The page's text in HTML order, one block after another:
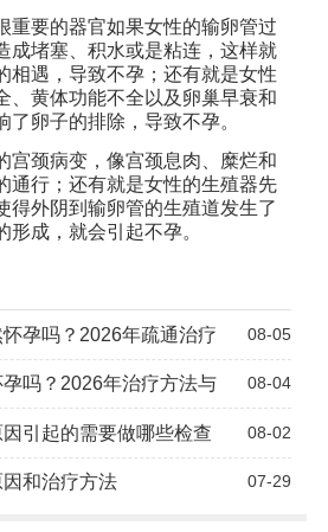
重要的器官如果女性的输卵管过
成堵塞、积水或是粘连，这样就
相遇，导致不孕；还有就是女性
、黄体功能不全以及卵巢早衰和
了卵子的排除，导致不孕。
宫颈病变，像宫颈息肉、糜烂和
通行；还有就是女性的生殖器先
得外阴到输卵管的生殖道发生了
形成，就会引起不孕。
孕吗？2026年疏通治疗 08-05
吗？2026年治疗方法与 08-04
引起的需要做哪些检查 08-02
和治疗方法 07-29